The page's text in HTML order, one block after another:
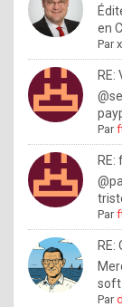
en
Par
RE:
Par
Par
RE:
soft
Par